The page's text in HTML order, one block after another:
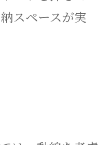
スペースが実